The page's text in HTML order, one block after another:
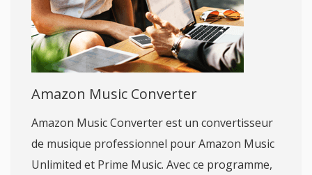
Amazon Music Converter
Amazon Music Converter est un convertisseur
de musique professionnel pour Amazon Music
Unlimited et Prime Music. Avec ce programme,